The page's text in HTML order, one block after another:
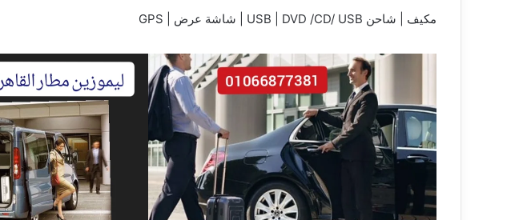
مكيف | شاحن USB | DVD /CD/ USB | شاشة عرض | GPS